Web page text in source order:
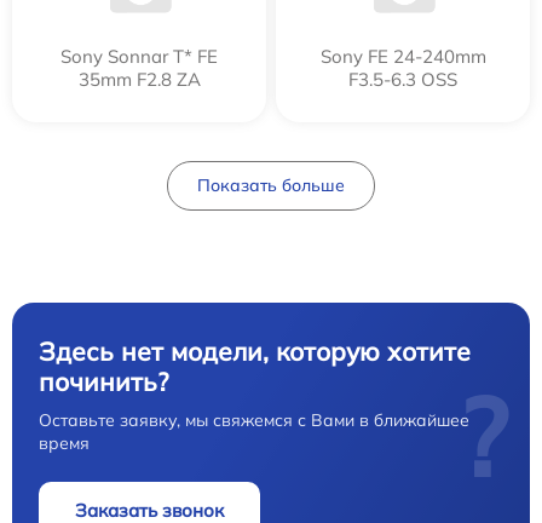
Sony Sonnar T* FE
35mm F2.8 ZA
Sony FE 24-240mm
F3.5-6.3 OSS
Показать больше
Здесь нет модели, которую хотите
починить?
Оставьте заявку, мы свяжемся с Вами в ближайшее
время
Заказать звонок
?